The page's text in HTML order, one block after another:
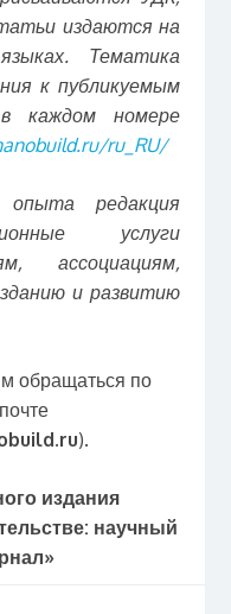
издаются на
Тематика
к публикуемым
каждом номере
ru_RU/
редакция
услуги
ассоциациям,
и развитию
обращаться по
ru).
издания
научный